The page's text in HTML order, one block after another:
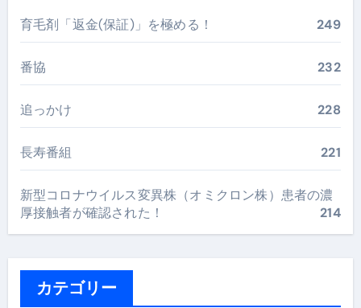
育毛剤「返金(保証)」を極める！ 249
番協 232
追っかけ 228
長寿番組 221
新型コロナウイルス変異株（オミクロン株）患者の濃
厚接触者が確認された！
214
カテゴリー